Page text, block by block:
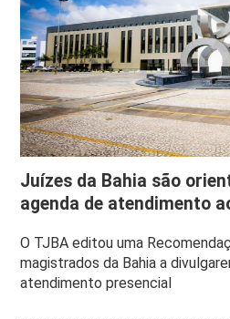
Juízes da Bahia são
agenda de atendimento
O TJBA editou uma
magistrados da Bahia a
atendimento presencial